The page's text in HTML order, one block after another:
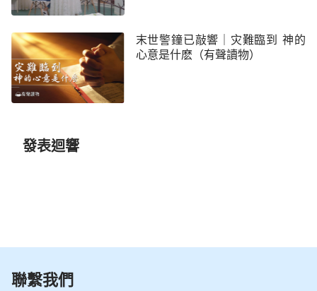
預言的真意，就憑觀念想像定規神；而且當主耶穌顯
現作工和他們的觀念不一樣時，他們也沒有一顆尋求
真理的心，所以最終就成了盼望彌賽亞到來卻抵擋主
耶穌的人。
看來只持守聖經預言的字句，但不認識神，沒有
「天怎樣高過地，照樣，我的道路高過你們的道路，
驗成就人才能明白。我們人不應該憑自己的觀念想像
來定規神，定規神的作工啊！
末世警鐘已敲響｜灾難臨到 神的
心意是什麽（有聲讀物）
發表迴響
聯繫我們